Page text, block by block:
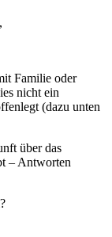
Familie oder
nicht ein
(dazu unten
über das
– Antworten